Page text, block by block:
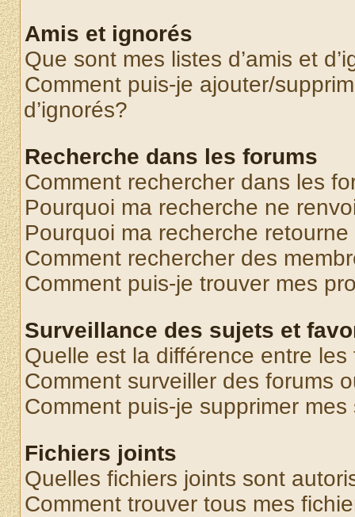
Amis et ignorés
Que sont mes listes d’amis et
Comment puis-je ajouter/
d’ignorés?
Recherche dans les forums
Comment rechercher dans les
Pourquoi ma recherche ne
Pourquoi ma recherche
Comment rechercher des
Comment puis-je trouver mes
Surveillance des sujets et
Quelle est la différence entre
Comment surveiller des forums
Comment puis-je supprimer
Fichiers joints
Quelles fichiers joints sont
Comment trouver tous mes